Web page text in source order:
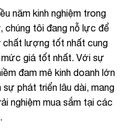
năm kinh nghiệm trong
chúng tôi đang nỗ lực để
chất lượng tốt nhất cung
mức giá tốt nhất. Với sự
đam mê kinh doanh lớn
phát triển lâu dài, mang
nghiệm mua sắm tại các